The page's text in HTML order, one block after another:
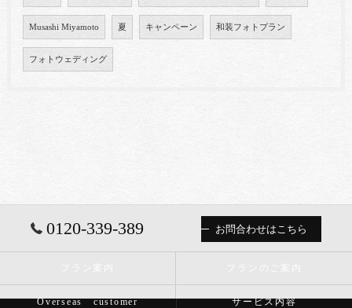
Musashi Miyamoto 夏 キャンペーン 和装フォトプラン
フォトウェディング
0120-339-389 お問合わせはこちら
Overseas customer サービス内容